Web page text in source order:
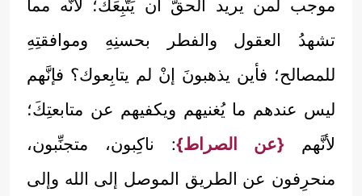
موجب لمن يريد الحقَّ أن يَتَّبِعَك؛ لأنَّه مما
تشهدُ العقول والفطر بحسنِهِ وموافقتِهِ
للمصالح؛ فأين يذهبونَ إنْ لم يتابِعوك؟ فإنَّهم
ليس عندهم ما يُغنيهم ويكفيهم عن متابعتِكَ؛
لأنَّهم {عن الصراط}: ناكِبون، متجنِّبون،
منحرِفون عن الطريق الموصل إلى الله وإلى